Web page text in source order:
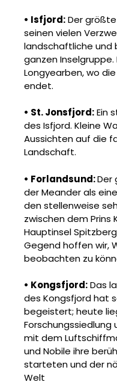
• Isfjord:Der
seinen vielen
landschaftliche und
ganzen
Longyearben, wo
endet.
• St. Jonsfjord:Ein
des Isfjord. Kleine
Aussichten auf die
Landschaft.
• Forlandsund:Der
derMeanderals
den stellenweise
zwischen dem Prins
Hauptinsel
Gegend hoffen wir,
beobachten zu
• Kongsfjord:Das
des Kongsfjord hat
begeistert; heute
mit dem
und Nobile ihre
starteten und der
Welt